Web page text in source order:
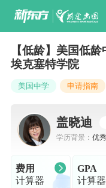
【低龄】美国低
埃克塞特学院
美国中学 申请指南
盖晓迪
学历背景： 优
费用
计算器
GPA
计算器